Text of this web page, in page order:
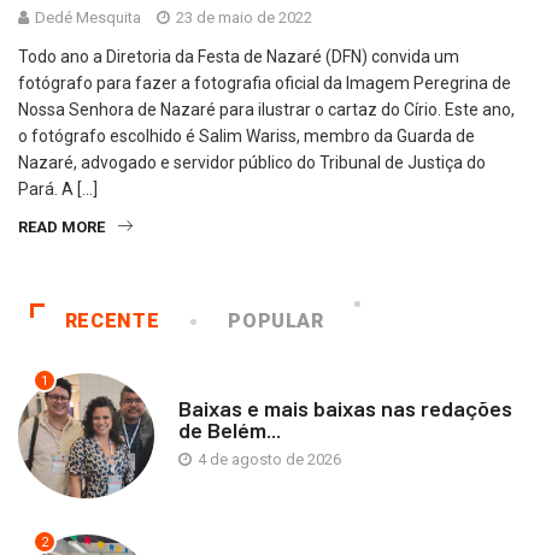
Dedé Mesquita 23 de maio de 2022
Todo ano a Diretoria da Festa de Nazaré (DFN) convida um
fotógrafo para fazer a fotografia oficial da Imagem Peregrina de
Nossa Senhora de Nazaré para ilustrar o cartaz do Círio. Este ano,
o fotógrafo escolhido é Salim Wariss, membro da Guarda de
Nazaré, advogado e servidor público do Tribunal de Justiça do
Pará. A […]
READ MORE
RECENTE POPULAR
1
Baixas e mais baixas nas redações
de Belém...
4 de agosto de 2026
2